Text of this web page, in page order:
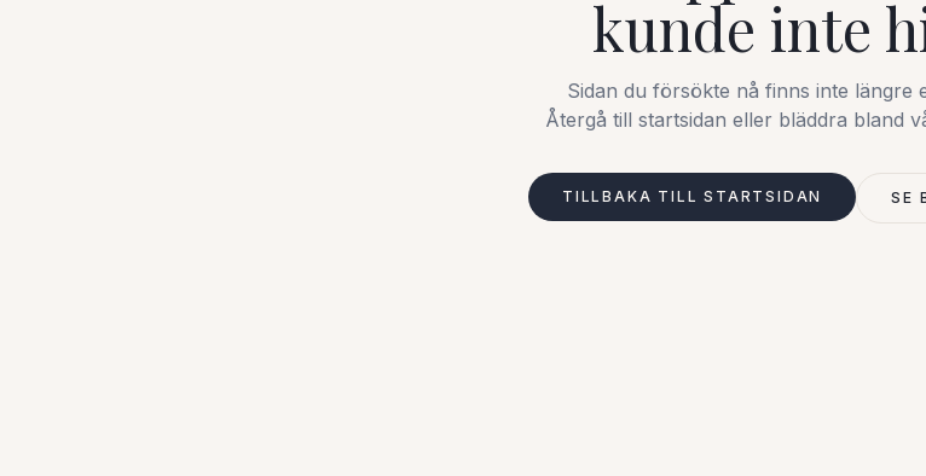
kunde inte
Sidan du försökte nå finns inte längre
Återgå till startsidan eller bläddra bland
TILLBAKA TILL STARTSIDAN SE